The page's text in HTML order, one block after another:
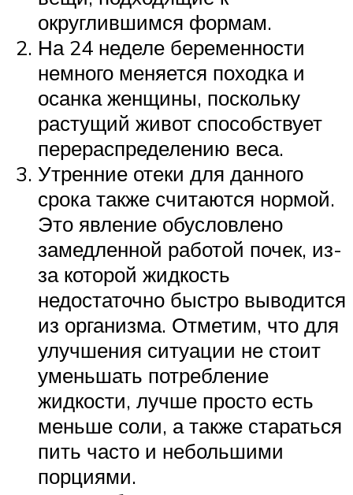
округлившимся формам.
На 24 неделе беременности
немного меняется походка и
осанка женщины, поскольку
растущий живот способствует
перераспределению веса.
Утренние отеки для данного
срока также считаются нормой.
Это явление обусловлено
замедленной работой почек, из-
за которой жидкость
недостаточно быстро выводится
из организма. Отметим, что для
улучшения ситуации не стоит
уменьшать потребление
жидкости, лучше просто есть
меньше соли, а также стараться
пить часто и небольшими
порциями.